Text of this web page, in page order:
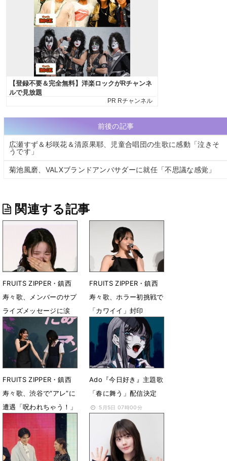
前後の記事
広瀬すず＆杉咲花＆清原果耶、児童合唱団の生歌に感動「泣きそ
うです」
菊池風磨、VALXブランドアンバサダーに就任「不思議な感覚」
関連する記事
FRUITS ZIPPER・鎮西
寿々歌、メンバーのサプ
ライズメッセージに涙
7月24日 22時38分
FRUITS ZIPPER・鎮西
寿々歌、ホラー初挑戦で
「カワイイ」封印
7月11日 18時54分
FRUITS ZIPPER・鎮西
寿々歌、渋谷で“アレ”に
遭遇「呪われちゃう！」
Ado『今日好き』主題歌
「春に舞う」配信決定
5月5日 07時00分